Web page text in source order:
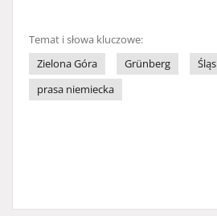
Temat i słowa kluczowe:
Zielona Góra
Grünberg
prasa niemiecka